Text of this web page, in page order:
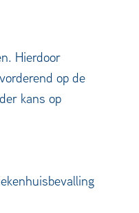
Hierdoor
op de
kans op